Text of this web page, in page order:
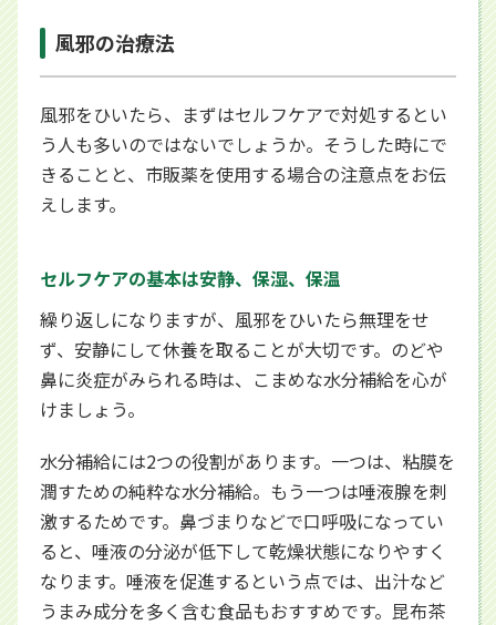
風邪の治療法
風邪をひいたら、まずはセルフケアで対処するとい
う人も多いのではないでしょうか。そうした時にで
きることと、市販薬を使用する場合の注意点をお伝
えします。
セルフケアの基本は安静、保湿、保温
繰り返しになりますが、風邪をひいたら無理をせ
ず、安静にして休養を取ることが大切です。のどや
鼻に炎症がみられる時は、こまめな水分補給を心が
けましょう。
水分補給には2つの役割があります。一つは、粘膜を
潤すための純粋な水分補給。もう一つは唾液腺を刺
激するためです。鼻づまりなどで口呼吸になってい
ると、唾液の分泌が低下して乾燥状態になりやすく
なります。唾液を促進するという点では、出汁など
うまみ成分を多く含む食品もおすすめです。昆布茶